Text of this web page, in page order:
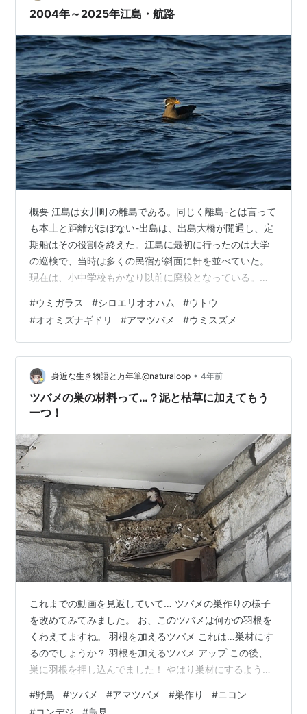
2004年～2025年江島・航路
概要 江島は女川町の離島である。同じく離島-とは言って
も本土と距離がほぼない-出島は、出島大橋が開通し、定
期船はその役割を終えた。江島に最初に行ったのは大学
の巡検で、当時は多くの民宿が斜面に軒を並べていた。
現在は、小中学校もかなり以前に廃校となっている。島
り、必然的に小鳥も激減している。以前からずっと観察
できる鳥はハヤブサ、ウミネコ、アマツバメでこれは島
で繁殖している。少なくなったのは何といっても小鳥類
で、キビタキ、センダイムシクイ、メジロは、かなり多
かったが、今はあまり見かけない。航路は、海鳥が観察
できる。観察記録に掲載した写真を見れば、昔ほど…
#ウミガラス #シロエリオオハム #ウトウ
#オオミズナギドリ #アマツバメ #ウミスズメ
身近な生き物語と万年筆@naturaloop • 4年前
ツバメの巣の材料って…？泥と枯草に加えてもう
一つ！
これまでの動画を見返していて… ツバメの巣作りの様子
を改めてみてみました。 お、このツバメは何かの羽根を
くわえてますね。 羽根を加えるツバメ これは…巣材にす
るのでしょうか？ 羽根を加えるツバメ アップ この後、
巣に羽根を押し込んでました！ やはり巣材にするようで
ら。泥と枯草で作った巣に羽根を追加してるんでしょう
#野鳥 #ツバメ #アマツバメ #巣作り #ニコン
#コンデジ #鳥見